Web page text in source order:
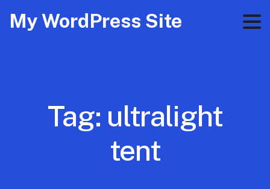
My WordPress Site
Tag: ultralight
tent